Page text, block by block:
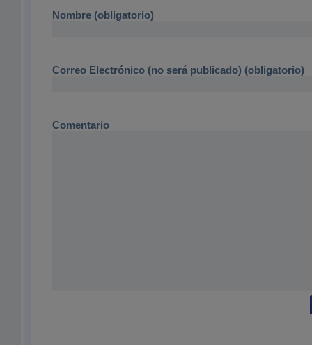
Nombre (obligatorio)
Correo Electrónico (no será publicado) (obligatorio)
Comentario